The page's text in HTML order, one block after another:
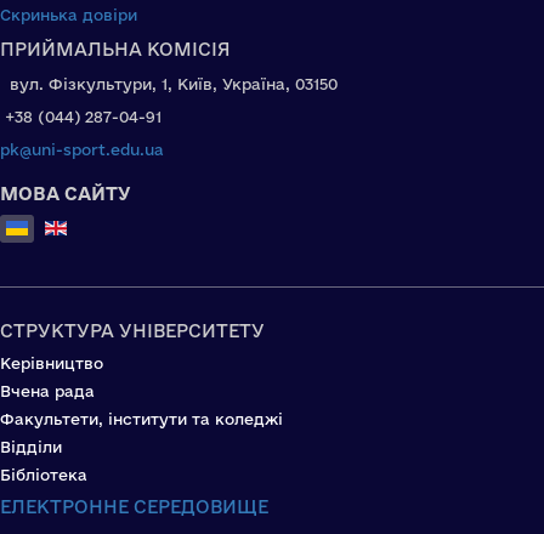
Скринька довіри
ПРИЙМАЛЬНА КОМІСІЯ
вул. Фізкультури, 1, Київ, Україна, 03150
+38 (044) 287-04-91
pk@uni-sport.edu.ua
МОВА САЙТУ
Оберіть свою мову
СТРУКТУРА УНІВЕРСИТЕТУ
Керівництво
Вчена рада
Факультети, інститути та коледжі
Відділи
Бібліотека
ЕЛЕКТРОННЕ СЕРЕДОВИЩЕ